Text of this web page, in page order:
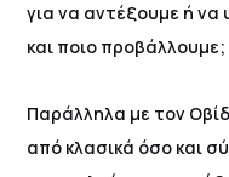
για να αντέξουμε ή
και ποιο προβάλλουμε;
Παράλληλα με τον
από κλασικά όσο και